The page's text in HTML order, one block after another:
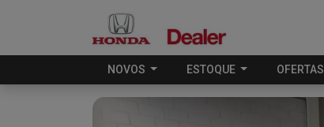
NOVOS ESTOQUE OFERTAS